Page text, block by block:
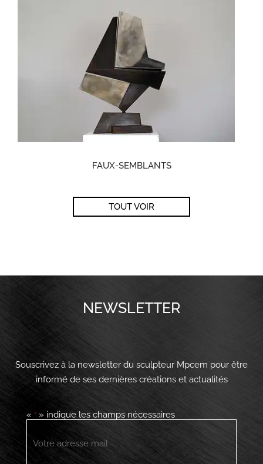
FAUX-SEMBLANTS
TOUT VOIR
NEWSLETTER
Souscrivez à la newsletter du sculpteur Mpcem pour être
informé de ses dernières créations et actualités
« *» indique les champs nécessaires
E-